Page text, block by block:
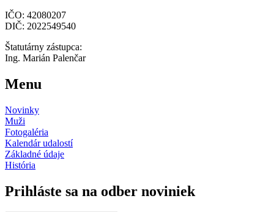
IČO: 42080207
DIČ: 2022549540
Štatutárny zástupca:
Ing. Marián Palenčar
Menu
Novinky
Muži
Fotogaléria
Kalendár udalostí
Základné údaje
História
Prihláste sa na odber noviniek